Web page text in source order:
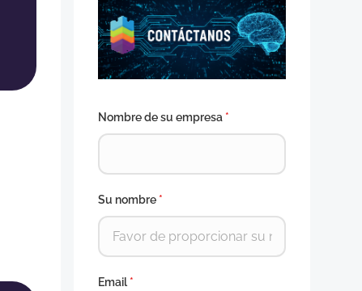
Nombre de su empresa *
Su nombre *
Email*